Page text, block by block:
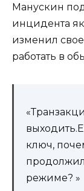
Манускин
инцидента
изменил
работать в
ключ,
режиме? »